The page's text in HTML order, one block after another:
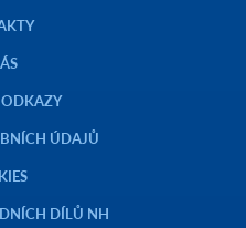
ÚDAJŮ
DÍLŮ NH